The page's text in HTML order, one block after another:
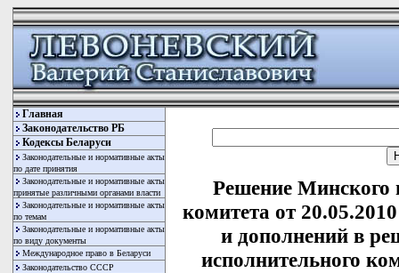
Главная
Законодательство РБ
Кодексы Беларуси
Законодательные и нормативные акты
по дате принятия
Законодательные и нормативные акты
принятые различными органами власти
Законодательные и нормативные акты
по темам
Законодательные и нормативные акты
по виду документы
Международное право в Беларуси
Законодательство СССР
Решение Минского
комитета от
и дополнений в
исполнительного